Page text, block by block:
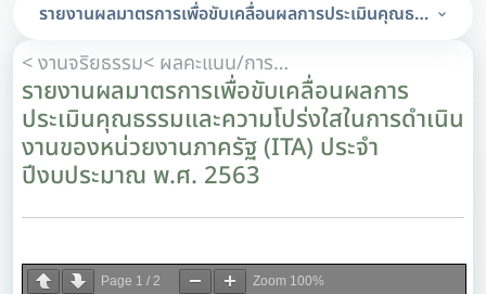
รายงานผลมาตรการเพื่อขับเคลื่อนผลการประเมินคุณธรรมและ
< งานจริยธรรม < ผลคะแนน/การวิเคราะห์ผลคะแนนการประเมินคุณธรรมและความโปร่งใสในการดำเนินงานของหน่วยงานภาครัฐ (ITA)
รายงานผลมาตรการเพื่อขับเคลื่อนผลการ
ประเมินคุณธรรมและความโปร่งใสในการดำเนิน
งานของหน่วยงานภาครัฐ (ITA) ประจำ
ปีงบประมาณ พ.ศ. 2563
Page 1 / 2 Zoom 100%